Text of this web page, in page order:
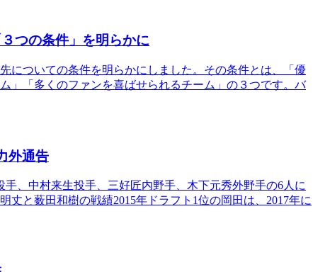
つの条件」を明らかに
についての条件を明らかにしました。その条件とは、「優
」「多くのファンを喜ばせられるチーム」の３つです。バ
外通告
、中村来生投手、三好匠内野手、木下元秀外野手の6人に
と薮田和樹の戦績2015年ドラフト1位の岡田は、2017年に